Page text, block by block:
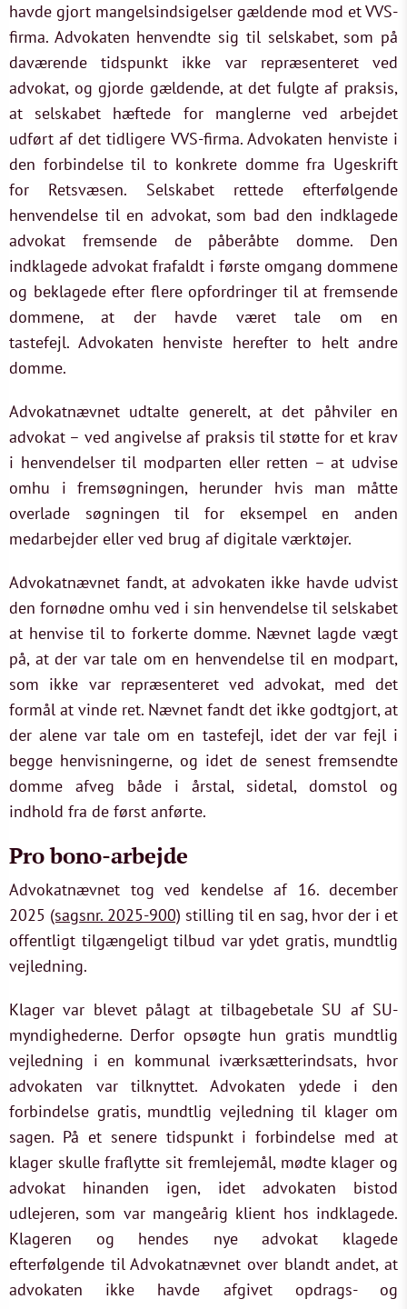
havde gjort mangelsindsigelser gældende mod et VVS-
firma. Advokaten henvendte sig til selskabet, som på
daværende tidspunkt ikke var repræsenteret ved
advokat, og gjorde gældende, at det fulgte af praksis,
at selskabet hæftede for manglerne ved arbejdet
udført af det tidligere VVS-firma. Advokaten henviste i
den forbindelse til to konkrete domme fra Ugeskrift
for Retsvæsen. Selskabet rettede efterfølgende
henvendelse til en advokat, som bad den indklagede
advokat fremsende de påberåbte domme. Den
indklagede advokat frafaldt i første omgang dommene
og beklagede efter flere opfordringer til at fremsende
dommene, at der havde været tale om en
tastefejl. Advokaten henviste herefter to helt andre
domme.
Advokatnævnet udtalte generelt, at det påhviler en
advokat – ved angivelse af praksis til støtte for et krav
i henvendelser til modparten eller retten – at udvise
omhu i fremsøgningen, herunder hvis man måtte
overlade søgningen til for eksempel en anden
medarbejder eller ved brug af digitale værktøjer.
Advokatnævnet fandt, at advokaten ikke havde udvist
den fornødne omhu ved i sin henvendelse til selskabet
at henvise til to forkerte domme. Nævnet lagde vægt
på, at der var tale om en henvendelse til en modpart,
som ikke var repræsenteret ved advokat, med det
formål at vinde ret. Nævnet fandt det ikke godtgjort, at
der alene var tale om en tastefejl, idet der var fejl i
begge henvisningerne, og idet de senest fremsendte
domme afveg både i årstal, sidetal, domstol og
indhold fra de først anførte.
Pro bono-arbejde
Advokatnævnet tog ved kendelse af 16. december
2025 (sagsnr. 2025-900) stilling til en sag, hvor der i et
offentligt tilgængeligt tilbud var ydet gratis, mundtlig
vejledning.
Klager var blevet pålagt at tilbagebetale SU af SU-
myndighederne. Derfor opsøgte hun gratis mundtlig
vejledning i en kommunal iværksætterindsats, hvor
advokaten var tilknyttet. Advokaten ydede i den
forbindelse gratis, mundtlig vejledning til klager om
sagen. På et senere tidspunkt i forbindelse med at
klager skulle fraflytte sit fremlejemål, mødte klager og
advokat hinanden igen, idet advokaten bistod
udlejeren, som var mangeårig klient hos indklagede.
Klageren og hendes nye advokat klagede
efterfølgende til Advokatnævnet over blandt andet, at
advokaten ikke havde afgivet opdrags- og